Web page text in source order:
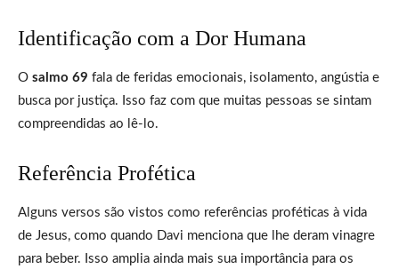
Identificação com a Dor Humana
O salmo 69 fala de feridas emocionais, isolamento, angústia e
busca por justiça. Isso faz com que muitas pessoas se sintam
compreendidas ao lê-lo.
Referência Profética
Alguns versos são vistos como referências proféticas à vida
de Jesus, como quando Davi menciona que lhe deram vinagre
para beber. Isso amplia ainda mais sua importância para os